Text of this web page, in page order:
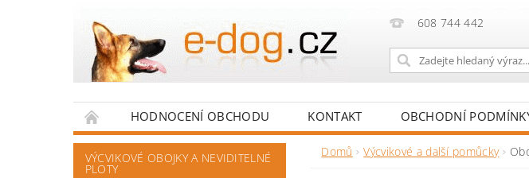
608 744 442
HODNOCENÍ OBCHODU KONTAKT OBCHODNÍ
VÝCVIKOVÉ OBOJKY A NEVIDITELNÉ
PLOTY
Domů Výcvikové a další pomůcky